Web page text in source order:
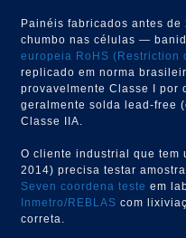
Painéis fabricados antes
chumbo nas células —
europeia RoHS (Restriction
replicado em norma
provavelmente Classe I por
geralmente solda lead-free
Classe IIA.
O cliente industrial que tem
2014) precisa testar
Seven coordena teste em
Inmetro/REBLAS com
correta.